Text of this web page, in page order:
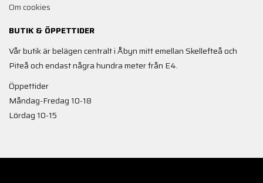
Om cookies
BUTIK & ÖPPETTIDER
Vår butik är belägen centralt i Åbyn mitt emellan Skellefteå och
Piteå och endast några hundra meter från E4.
Öppettider
Måndag-Fredag 10-18
Lördag 10-15